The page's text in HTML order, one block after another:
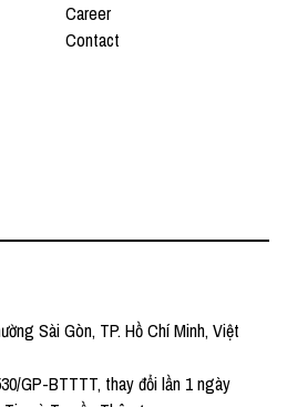
Career
Contact
Sài Gòn, TP. Hồ Chí Minh, Việt
GP-BTTTT, thay đổi lần 1 ngày